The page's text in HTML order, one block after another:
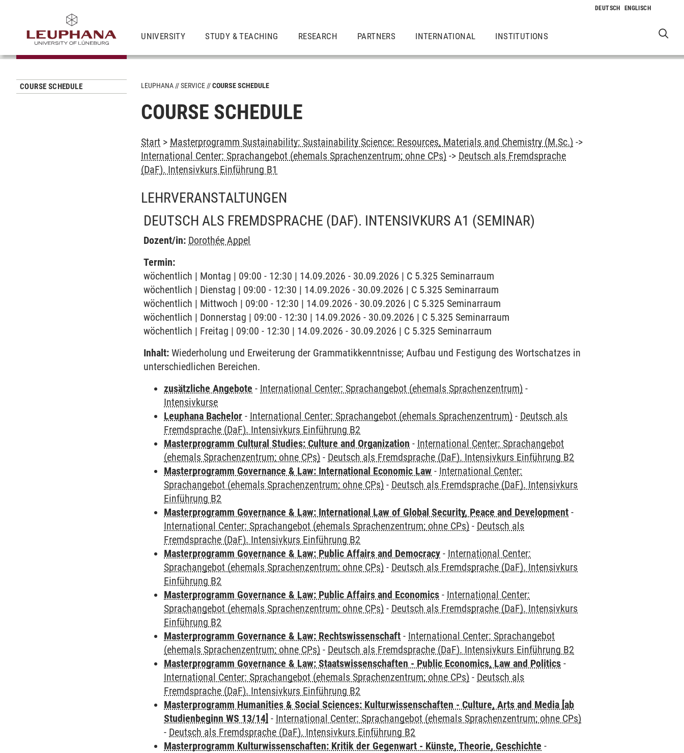
UNIVERSITY STUDY & TEACHING RESEARCH PARTNERS INTERNATIONAL INSTITUTIONS
COURSE SCHEDULE LEUPHANA SERVICE COURSE SCHEDULE
COURSE SCHEDULE
Start > Masterprogramm Sustainability: Sustainability Science: Resources, Materials and Chemistry (M.Sc.) ->
International Center: Sprachangebot (ehemals Sprachenzentrum; ohne CPs) -> Deutsch als Fremdsprache
(DaF). Intensivkurs Einführung B1
LEHRVERANSTALTUNGEN
DEUTSCH ALS FREMDSPRACHE (DAF). INTENSIVKURS A1 (SEMINAR)
Dozent/in: Dorothée Appel
Termin:
wöchentlich | Montag | 09:00 - 12:30 | 14.09.2026 - 30.09.2026 | C 5.325 Seminarraum
wöchentlich | Dienstag | 09:00 - 12:30 | 14.09.2026 - 30.09.2026 | C 5.325 Seminarraum
wöchentlich | Mittwoch | 09:00 - 12:30 | 14.09.2026 - 30.09.2026 | C 5.325 Seminarraum
wöchentlich | Donnerstag | 09:00 - 12:30 | 14.09.2026 - 30.09.2026 | C 5.325 Seminarraum
wöchentlich | Freitag | 09:00 - 12:30 | 14.09.2026 - 30.09.2026 | C 5.325 Seminarraum
Inhalt: Wiederholung und Erweiterung der Grammatikkenntnisse; Aufbau und Festigung des Wortschatzes in
unterschiedlichen Bereichen.
zusätzliche Angebote - International Center: Sprachangebot (ehemals Sprachenzentrum) -
Intensivkurse
Leuphana Bachelor - International Center: Sprachangebot (ehemals Sprachenzentrum) - Deutsch als
Fremdsprache (DaF). Intensivkurs Einführung B2
Masterprogramm Cultural Studies: Culture and Organization - International Center: Sprachangebot
(ehemals Sprachenzentrum; ohne CPs) - Deutsch als Fremdsprache (DaF). Intensivkurs Einführung B2
Masterprogramm Governance & Law: International Economic Law - International Center:
Sprachangebot (ehemals Sprachenzentrum; ohne CPs) - Deutsch als Fremdsprache (DaF). Intensivkurs
Einführung B2
Masterprogramm Governance & Law: International Law of Global Security, Peace and Development -
International Center: Sprachangebot (ehemals Sprachenzentrum; ohne CPs) - Deutsch als
Fremdsprache (DaF). Intensivkurs Einführung B2
Masterprogramm Governance & Law: Public Affairs and Democracy - International Center:
Sprachangebot (ehemals Sprachenzentrum; ohne CPs) - Deutsch als Fremdsprache (DaF). Intensivkurs
Einführung B2
Masterprogramm Governance & Law: Public Affairs and Economics - International Center:
Sprachangebot (ehemals Sprachenzentrum; ohne CPs) - Deutsch als Fremdsprache (DaF). Intensivkurs
Einführung B2
Masterprogramm Governance & Law: Rechtswissenschaft - International Center: Sprachangebot
(ehemals Sprachenzentrum; ohne CPs) - Deutsch als Fremdsprache (DaF). Intensivkurs Einführung B2
Masterprogramm Governance & Law: Staatswissenschaften - Public Economics, Law and Politics -
International Center: Sprachangebot (ehemals Sprachenzentrum; ohne CPs) - Deutsch als
Fremdsprache (DaF). Intensivkurs Einführung B2
Masterprogramm Humanities & Social Sciences: Kulturwissenschaften - Culture, Arts and Media [ab
Studienbeginn WS 13/14] - International Center: Sprachangebot (ehemals Sprachenzentrum; ohne CPs)
- Deutsch als Fremdsprache (DaF). Intensivkurs Einführung B2
Masterprogramm Kulturwissenschaften: Kritik der Gegenwart - Künste, Theorie, Geschichte -